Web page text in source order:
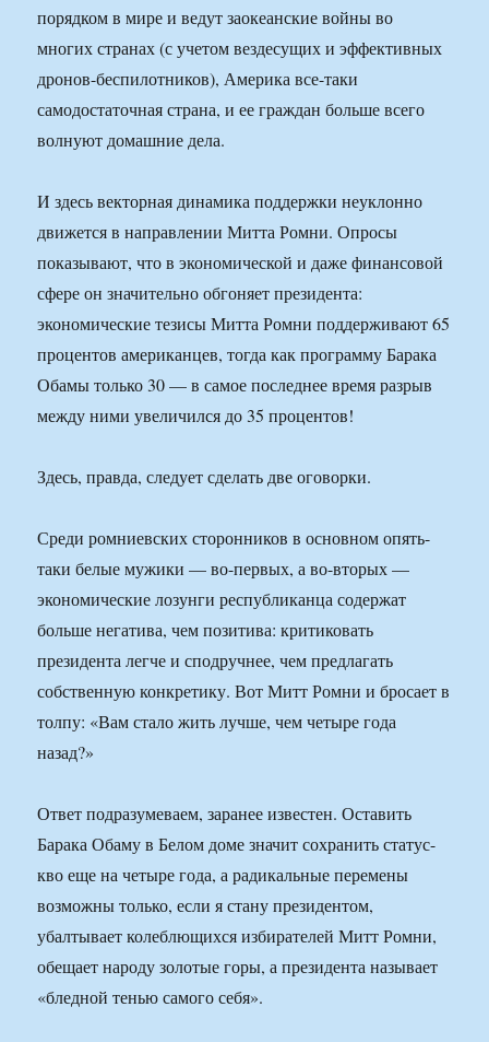
порядком в мире и ведут заокеанские войны во
многих странах (с учетом вездесущих и эффективных
дронов-беспилотников), Америка все-таки
самодостаточная страна, и ее граждан больше всего
волнуют домашние дела.
И здесь векторная динамика поддержки неуклонно
движется в направлении Митта Ромни. Опросы
показывают, что в экономической и даже финансовой
сфере он значительно обгоняет президента:
экономические тезисы Митта Ромни поддерживают 65
процентов американцев, тогда как программу Барака
Обамы только 30 — в самое последнее время разрыв
между ними увеличился до 35 процентов!
Здесь, правда, следует сделать две оговорки.
Среди ромниевских сторонников в основном опять-
таки белые мужики — во-первых, а во-вторых —
экономические лозунги республиканца содержат
больше негатива, чем позитива: критиковать
президента легче и сподручнее, чем предлагать
собственную конкретику. Вот Митт Ромни и бросает в
толпу: «Вам стало жить лучше, чем четыре года
назад?»
Ответ подразумеваем, заранее известен. Оставить
Барака Обаму в Белом доме значит сохранить статус-
кво еще на четыре года, а радикальные перемены
возможны только, если я стану президентом,
убалтывает колеблющихся избирателей Митт Ромни,
обещает народу золотые горы, а президента называет
«бледной тенью самого себя».